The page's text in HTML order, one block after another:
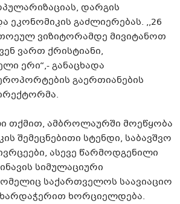
დარგის
ეკონომიკის გაძლიერებას. ,,26
ვიზიტორამდე მივიტანოთ
ვართ ქრისტიანი,
ერი“,- განაცხადა
გაერთიანების
თქმით, ამბროლაურში მოეწყობა
შემეცნებითი სტენდი, საბავშვო
ასევე წარმოდგენილი
სიმულაციური
საქართველოს საავიაციო
ხორციელდება.